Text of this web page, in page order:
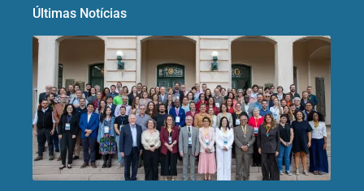
Últimas Notícias